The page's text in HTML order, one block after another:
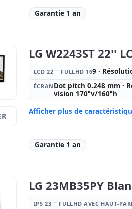
IPS 23 '' FullHD avec Haut-
· 16: 9 · Résolution 1920x1080
cd/m2 · Angle vision 178°v/
Base · Réglable en hauteur
Dimensions: 54.8x22x36.5
Garantie 1 an
LG W2243ST 22''
LCD 22 '' FULLHD 169 ·
ÉCRAN Dot pitch 0.248 mm ·
vision 170°v/160°h
Afficher plus de
Écran: Dot pitch 0.248 mm ·
Affichage spécifique: Stand
Base
Dimensions: 52x40x19 cm.
Garantie 1 an
LG 23MB35PY
IPS 23 '' FULLHD AVEC HAUT-